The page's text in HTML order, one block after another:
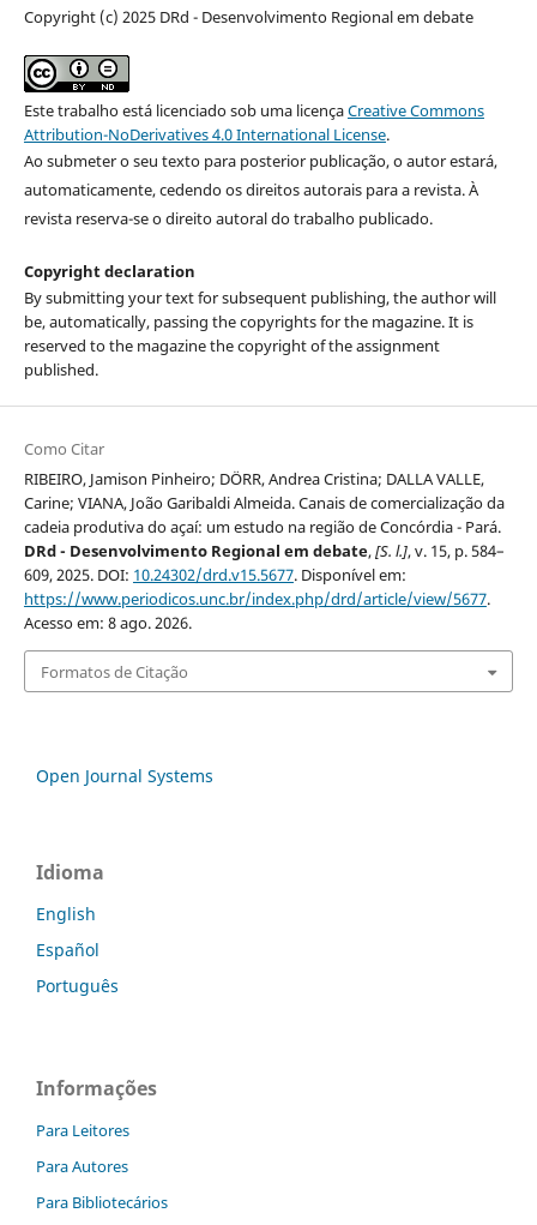
Copyright (c) 2025 DRd - Desenvolvimento Regional em debate
Este trabalho está licenciado sob uma licençaCreative Commons
Attribution-NoDerivatives 4.0 International License.
Ao submeter o seu texto para posterior publicação, o autor estará,
automaticamente, cedendo os direitos autorais para a revista. À
revista reserva-se o direito autoral do trabalho publicado.
Copyright declaration
By submitting your text for subsequent publishing, the author will
be, automatically, passing the copyrights for the magazine. It is
reserved to the magazine the copyright of the assignment
published.
Como Citar
RIBEIRO, Jamison Pinheiro; DÖRR, Andrea Cristina; DALLA VALLE,
Carine; VIANA, João Garibaldi Almeida. Canais de comercialização da
cadeia produtiva do açaí: um estudo na região de Concórdia - Pará.
DRd - Desenvolvimento Regional em debate,[S. l.], v. 15, p. 584–
609, 2025. DOI: 10.24302/drd.v15.5677. Disponível em:
https://www.periodicos.unc.br/index.php/drd/article/view/5677.
Acesso em: 8 ago. 2026.
Formatos de Citação
Open Journal Systems
Idioma
English
Español
Português
Informações
Para Leitores
Para Autores
Para Bibliotecários